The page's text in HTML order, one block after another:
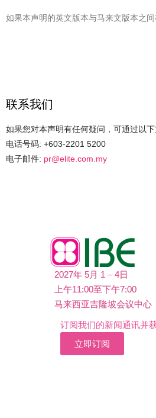
如果本声明的英文版本与马来文版本之
联系我们
如果您对本声明有任何疑问，可通过以
电话号码: +603-2201 5200
电子邮件: pr@elite.com.my
2027年 5月 1 – 4日
上午11:00至下午7:00
马来西亚吉隆坡会议中心
订阅我们的新闻通讯并
立即订阅